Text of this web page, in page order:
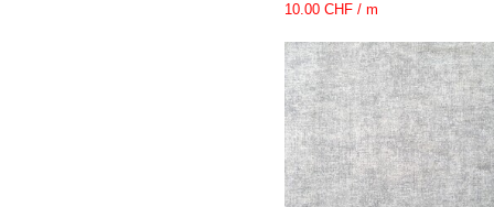
10.00 CHF / m